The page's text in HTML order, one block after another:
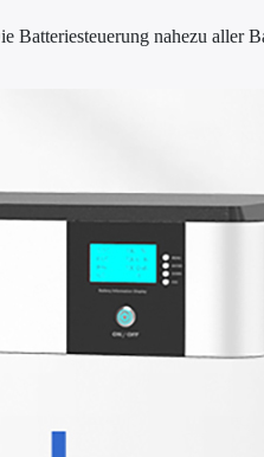
Batteriesteuerung nahezu aller